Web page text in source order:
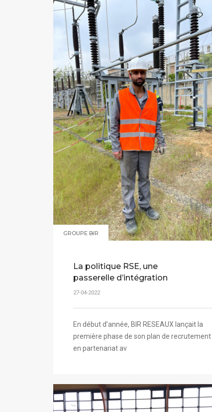
GROUPE BIR
La politique RSE, une
passerelle d’intégration
27-04-2022
En début d’année, BIR RESEAUX lançait la
première phase de son plan de recrutement
en partenariat av